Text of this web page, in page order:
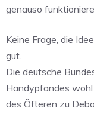
genauso
Keine Frage, die
gut.
Die deutsche
Handypfandes
des Öfteren zu